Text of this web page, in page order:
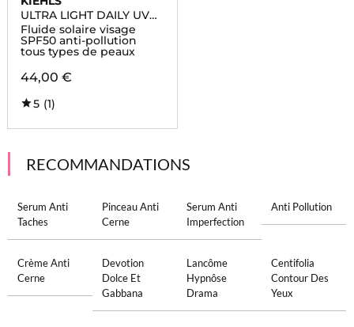
ULTRA LIGHT DAILY UV
DEFENSE
Fluide solaire visage
SPF50 anti-pollution
tous types de peaux
44,00 €
5 (1)
RECOMMANDATIONS
Serum Anti
Taches
Pinceau Anti
Cerne
Serum Anti
Imperfection
Anti Pollution
Crème Anti
Cerne
Devotion
Dolce Et
Gabbana
Lancôme
Hypnôse
Drama
Centifolia
Contour Des
Yeux